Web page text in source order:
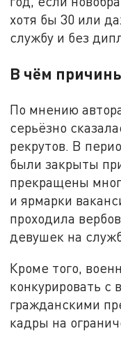
хотя бы 30 или
службу и без
В чём
По мнению
серьёзно
рекрутов. В
были закрыты
прекращены
и ярмарки
проходила
девушек на
Кроме того,
конкурировать
гражданскими
кадры на